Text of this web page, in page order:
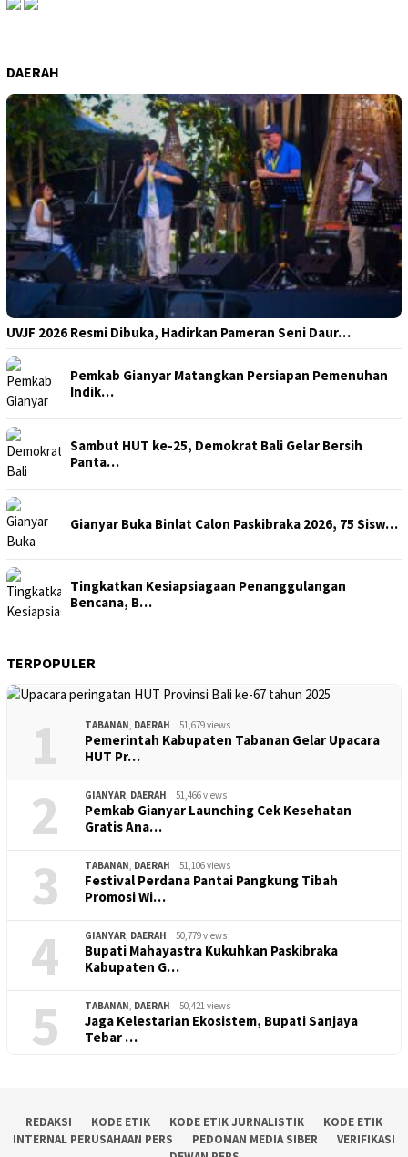
DAERAH
UVJF 2026 Resmi Dibuka, Hadirkan Pameran Seni Daur…
Pemkab Gianyar Matangkan Persiapan Pemenuhan
Indik…
Sambut HUT ke-25, Demokrat Bali Gelar Bersih
Panta…
Gianyar Buka Binlat Calon Paskibraka 2026, 75 Sisw…
Tingkatkan Kesiapsiagaan Penanggulangan
Bencana, B…
TERPOPULER
1 TABANAN DAERAH 51,679 views
Pemerintah Kabupaten Tabanan Gelar Upacara
HUT Pr…
2 GIANYAR DAERAH 51,466 views
Pemkab Gianyar Launching Cek Kesehatan
Gratis Ana…
3 TABANAN DAERAH 51,106 views
Festival Perdana Pantai Pangkung Tibah
Promosi Wi…
4 GIANYAR DAERAH 50,779 views
Bupati Mahayastra Kukuhkan Paskibraka
Kabupaten G…
5 TABANAN DAERAH 50,421 views
Jaga Kelestarian Ekosistem, Bupati Sanjaya
Tebar …
REDAKSI KODE ETIK KODE ETIK JURNALISTIK
KODE ETIK
INTERNAL PERUSAHAAN PERS
PEDOMAN MEDIA SIBER
VERIFIKASI